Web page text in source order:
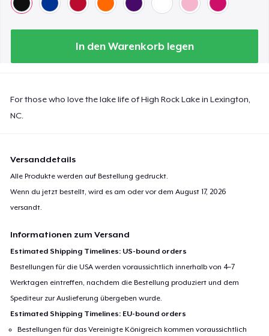
In den Warenkorb legen
For those who love the lake life of High Rock Lake in Lexington,
NC.
Versanddetails
Alle Produkte werden auf Bestellung gedruckt.
Wenn du jetzt bestellt, wird es am oder vor demAugust 17, 2026
versandt.
Informationen zum Versand
Estimated Shipping Timelines: US-bound orders
Bestellungen für die USA werden voraussichtlich innerhalb von 4–7
Werktagen eintreffen, nachdem die Bestellung produziert und dem
Spediteur zur Auslieferung übergeben wurde.
Estimated Shipping Timelines: EU-bound orders
Bestellungen für das Vereinigte Königreich kommen voraussichtlich